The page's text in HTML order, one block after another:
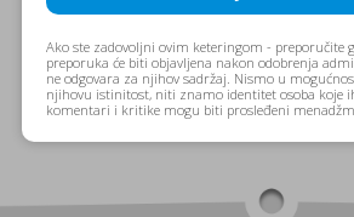
Ako ste zadovoljni ovim keteringom - preporučite
preporuka će biti objavljena nakon odobrenja
ne odgovara za njihov sadržaj. Nismo u
njihovu istinitost, niti znamo identitet osoba koje
komentari i kritike mogu biti prosleđeni